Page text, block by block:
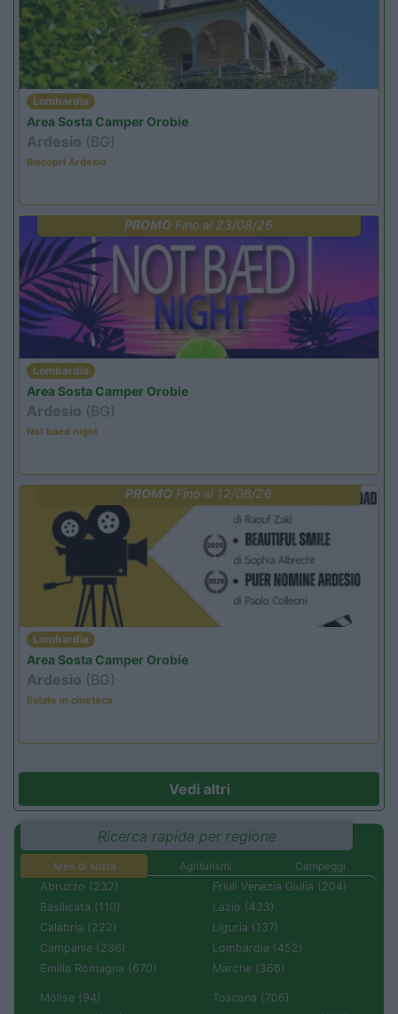
Lombardia
Area Sosta Camper Orobie
Ardesio (BG)
Riscopri Ardesio
PROMO Fino al 23/08/26
Lombardia
Area Sosta Camper Orobie
Ardesio (BG)
Not baed night
PROMO Fino al 12/08/26
Lombardia
Area Sosta Camper Orobie
Ardesio (BG)
Estate in cineteca
Vedi altri
Ricerca rapida per regione
Aree di sosta Agriturismi
Campeggi
Abruzzo (232)
Basilicata (110)
Calabria (222)
Campania (236)
Emilia Romagna (670)
Friuli Venezia Giulia (204)
Lazio (433)
Liguria (137)
Lombardia (452)
Marche (366)
Molise (94)
Toscana (706)